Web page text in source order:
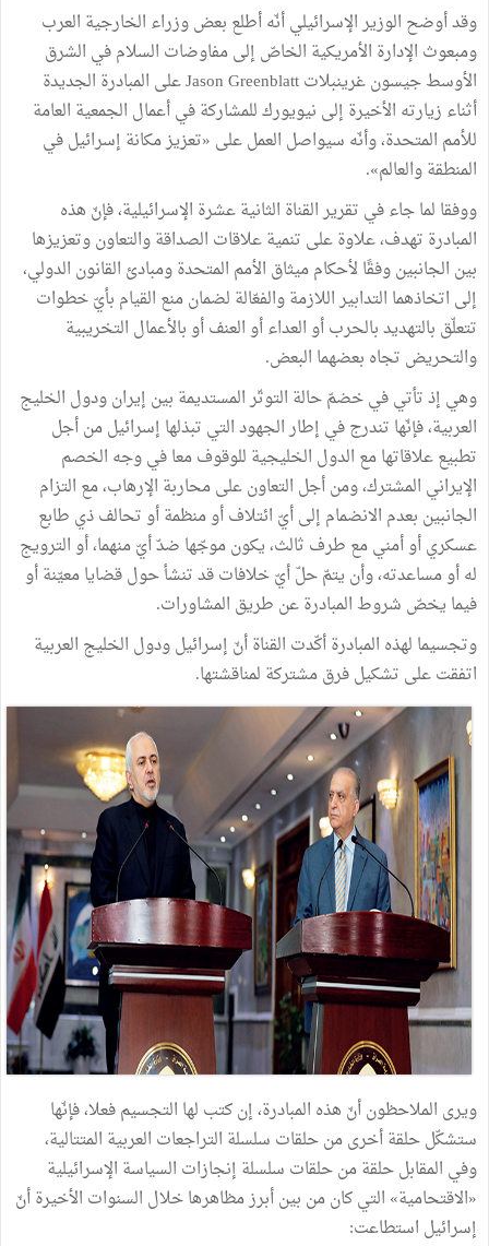
وقد أوضح الوزير الإسرائيلي أنّه أطلع بعض وزراء الخارجية العرب
ومبعوث الإدارة الأمريكية الخاصّ إلى مفاوضات السلام في الشرق
الأوسط جيسون غرينبلات Jason Greenblatt على المبادرة الجديدة
أثناء زيارته الأخيرة إلى نيويورك للمشاركة في أعمال الجمعية العامة
للأمم المتحدة، وأنّه سيواصل العمل على «تعزيز مكانة إسرائيل في
المنطقة والعالم».
ووفقا لما جاء في تقرير القناة الثانية عشرة الإسرائيلية، فإنّ هذه
المبادرة تهدف، علاوة على تنمية علاقات الصداقة والتعاون وتعزيزها
بين الجانبين وفقًا لأحكام ميثاق الأمم المتحدة ومبادئ القانون الدولي،
إلى اتخاذهما التدابير اللازمة والفعّالة لضمان منع القيام بأيّ خطوات
تتعلّق بالتهديد بالحرب أو العداء أو العنف أو بالأعمال التخريبية
والتحريض تجاه بعضهما البعض.
وهي إذ تأتي في خضمّ حالة التوتّر المستديمة بين إيران ودول الخليج
العربية، فإنّها تندرج في إطار الجهود التي تبذلها إسرائيل من أجل
تطبيع علاقاتها مع الدول الخليجية للوقوف معا في وجه الخصم
الإيراني المشترك، ومن أجل التعاون على محاربة الإرهاب، مع التزام
الجانبين بعدم الانضمام إلى أيّ ائتلاف أو منظمة أو تحالف ذي طابع
عسكري أو أمني مع طرف ثالث، يكون موجّها ضدّ أيّ منهما، أو الترويج
له أو مساعدته، وأن يتمّ حلّ أيّ خلافات قد تنشأ حول قضايا معيّنة أو
فيما يخصّ شروط المبادرة عن طريق المشاورات.
وتجسيما لهذه المبادرة أكّدت القناة أنّ إسرائيل ودول الخليج العربية
اتفقت على تشكيل فرق مشتركة لمناقشتها.
ويرى الملاحظون أنّ هذه المبادرة، إن كتب لها التجسيم فعلا، فإنّها
ستشكّل حلقة أخرى من حلقات سلسلة التراجعات العربية المتتالية،
وفي المقابل حلقة من حلقات سلسلة إنجازات السياسة الإسرائيلية
«الاقتحامية» التي كان من بين أبرز مظاهرها خلال السنوات الأخيرة أنّ
إسرائيل استطاعت: